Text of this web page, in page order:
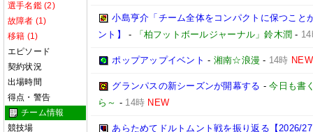
選手名鑑 (2)
故障者 (1)
移籍 (1)
エピソード
契約状況
出場時間
得点・警告
チーム情報
競技場
小島亨介「チーム全体をコンパクトに保つこ
ント】
- 「柏フットボールジャーナル」鈴木潤 -
ポップアップイベント - 湘南☆浪漫 - 14時 NEW
グランパスの新シーズンが開幕する -今日も書
ら～ - 14時 NEW
あらためてドルトムント戦を振り返る【2026/